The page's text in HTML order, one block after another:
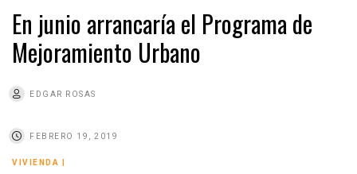
En junio arrancaría el Programa de
Mejoramiento Urbano
EDGAR ROSAS
FEBRERO 19, 2019
VIVIENDA